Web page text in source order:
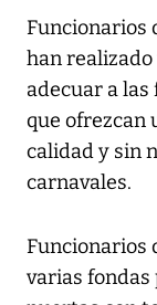
Funcionarios
han
adecuar a
que ofrezcan
calidad y sin
carnavales.
Funcionarios
varias fondas